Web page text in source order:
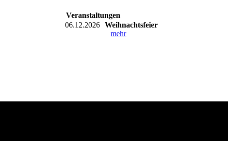
Veranstaltungen
06.12.2026
Weihnachtsfeier
mehr